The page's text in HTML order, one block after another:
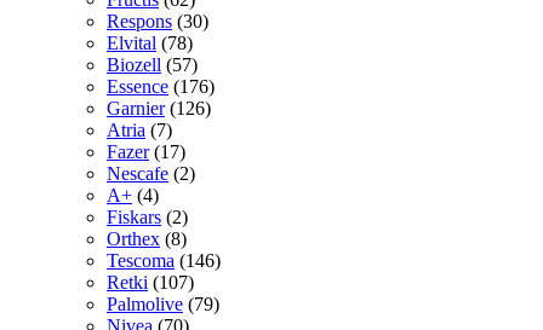
Respons (30)
Elvital (78)
Biozell (57)
Essence (176)
Garnier (126)
Atria (7)
Fazer (17)
Nescafe (2)
A+ (4)
Fiskars (2)
Orthex (8)
Tescoma (146)
Retki (107)
Palmolive (79)